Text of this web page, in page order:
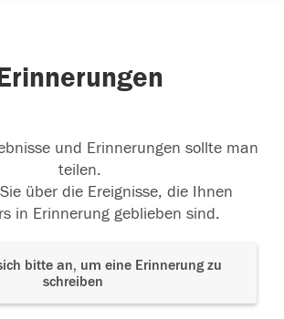
und Erinnerungen sollte man
teilen.
über die Ereignisse, die Ihnen
in Erinnerung geblieben sind.
bitte an, um eine Erinnerung zu
schreiben